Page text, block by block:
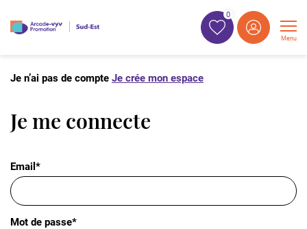
0
Menu
Je n’ai pas de compte Je crée mon espace
Je me connecte
Email*
Mot de passe*